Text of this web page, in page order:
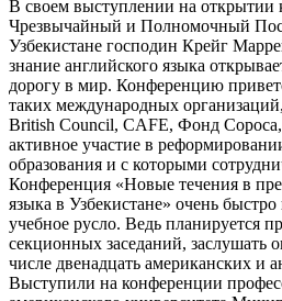
В своем выступлении на открытии
Чрезвычайный и Полномочный
Узбекистане господин Крейг
знание английского языка
дорогу в мир. Конференцию
таких международных
British Council, CAFE, Фонд
активное участие в
образования и с которыми
Конференция «Новые течения в
языка в Узбекистане» очень
учебное русло. Ведь планируется
секционных заседаний, заслушать
числе двенадцать американских и
Выступили на конференции